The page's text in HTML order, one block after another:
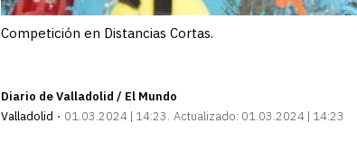
Competición en Distancias Cortas.
Diario de Valladolid / El Mundo
Valladolid
01.03.2024 | 14:23 Actualizado: 01.03.2024 | 14:23